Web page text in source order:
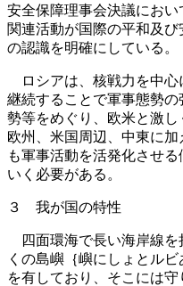
安全保障理事会決議にお
関連活動が国際の平和及
の認識を明確にしている。
ロシアは、核戦力を中心
継続することで軍事態勢
勢等をめぐり、欧米と激し
欧州、米国周辺、中東に
も軍事活動を活発化させ
いく必要がある。
３ 我が国の特性
四面環海で長い海岸線を
くの島嶼｛嶼にしょとル
を有しており、そこには